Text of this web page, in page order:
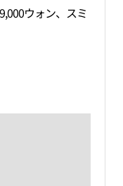
ウォン、スミ